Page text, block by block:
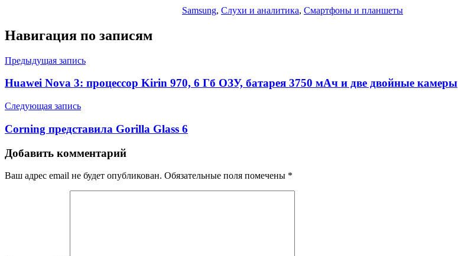
Samsung, Слухи и аналитика, Смартфоны и планшеты
Навигация по записям
Предыдущая запись
Huawei Nova 3: процессор Kirin 970, 6 Гб ОЗУ, батарея 3750 мАч и две двойные камеры
Следующая запись
Corning представила Gorilla Glass 6
Добавить комментарий
Ваш адрес email не будет опубликован. Обязательные поля помечены *